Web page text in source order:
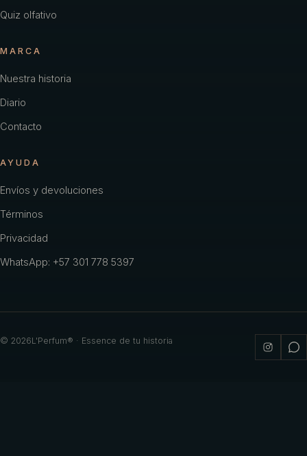
Quiz olfativo
MARCA
Nuestra historia
Diario
Contacto
AYUDA
Envíos y devoluciones
Términos
Privacidad
WhatsApp: +57 301 778 5397
© 2026L'Perfum® · Essence de tu historia